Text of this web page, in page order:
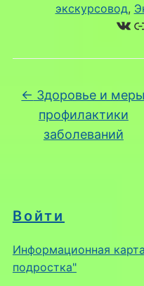
Войти
Информационная
подростка"
экскурсовод,
← Здоровье и меры
профилактики
заболеваний